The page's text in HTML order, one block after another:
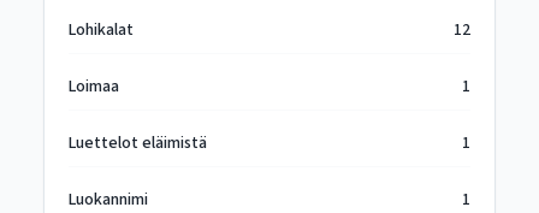
Lohikalat 12
Loimaa 1
Luettelot eläimistä 1
Luokannimi 1